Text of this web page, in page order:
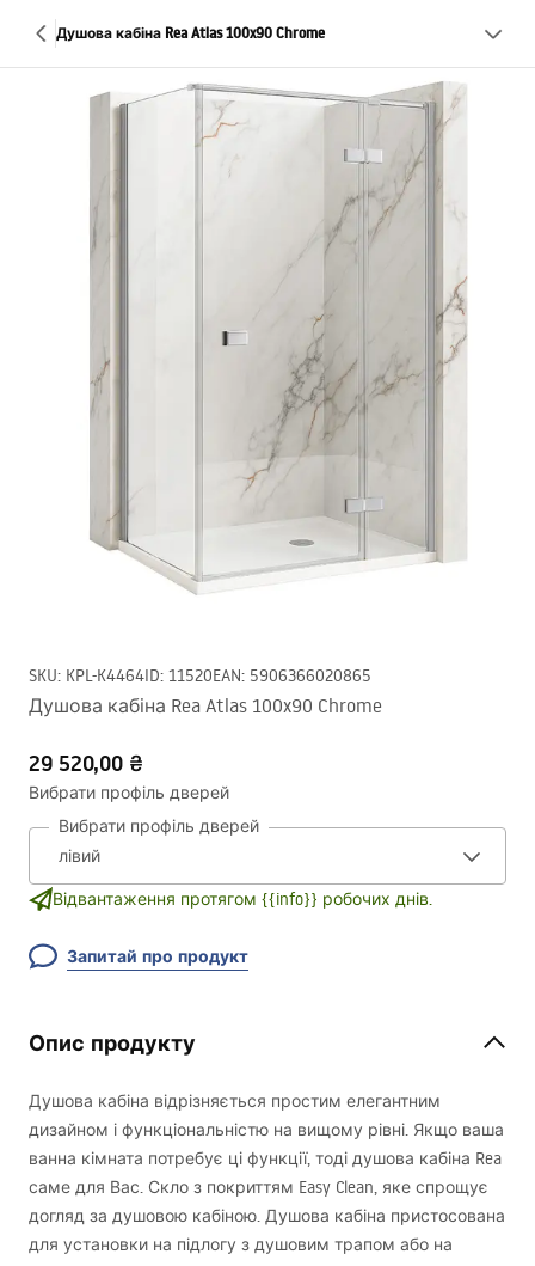
Душова кабіна Rea Atlas 100x90 Chrome
SKU: KPL-K4464ID: 11520EAN: 5906366020865
Душова кабіна Rea Atlas 100x90 Chrome
29 520,00 ₴
Вибрати профіль дверей
Вибрати профіль дверей
Відвантаження протягом {{info}} робочих днів.
Запитай про продукт
Опис продукту
Душова кабіна відрізняється простим елегантним
дизайном і функціональністю на вищому рівні. Якщо ваша
ванна кімната потребує ці функції, тоді душова кабіна Rea
саме для Вас. Скло з покриттям Easy Clean, яке спрощує
догляд за душовою кабіною. Душова кабіна пристосована
для установки на підлогу з душовим трапом або на